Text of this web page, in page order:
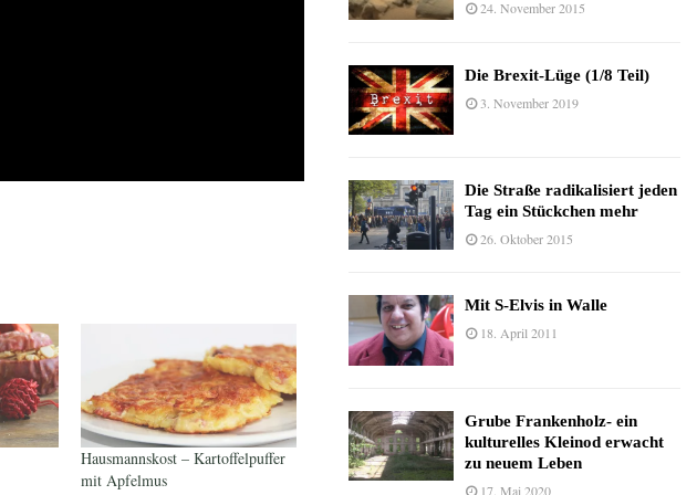
Hausmannskost – Kartoffelpuffer
mit Apfelmus
24. November 2015
Die Brexit-Lüge (1/8 Teil)
3. November 2019
Die Straße radikalisiert jeden
Tag ein Stückchen mehr
26. Oktober 2015
Mit S-Elvis in Walle
18. April 2011
Grube Frankenholz- ein
kulturelles Kleinod erwacht
zu neuem Leben
17. Mai 2020